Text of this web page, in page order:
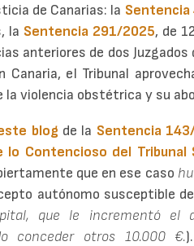
de Canarias: la
la Sentencia 291/2025, de
anteriores de dos
Canaria, el Tribunal
violencia obstétrica y su
blog de la Sentencia
Contencioso del Tribunal
que en ese caso
autónomo susceptible
que le incrementó el
conceder otros 10.000 €.